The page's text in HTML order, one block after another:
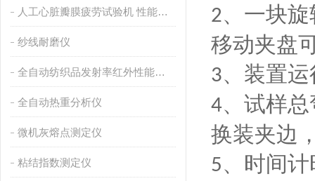
人工心脏瓣膜疲劳试验机 性能稳定
纱线耐磨仪
全自动纺织品发射率红外性能分析
全自动热重分析仪
微机灰熔点测定仪
粘结指数测定仪
2、一块
移动夹盘
3、装置
4、试样
换装夹边
5、时间